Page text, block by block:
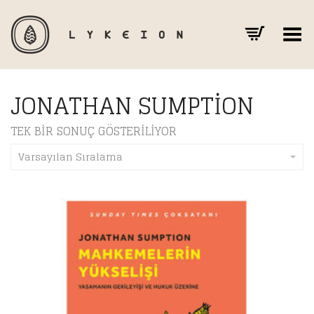
Toggle Menu
JONATHAN SUMPTION
TEK BIR SONUÇ GÖSTERILIYOR
Varsayılan Sıralama